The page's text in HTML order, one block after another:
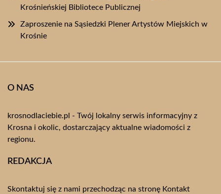
Krośnieńskiej Bibliotece Publicznej
Zaproszenie na Sąsiedzki Plener Artystów Miejskich w
Krośnie
O NAS
krosnodlaciebie.pl - Twój lokalny serwis informacyjny z
Krosna i okolic, dostarczający aktualne wiadomości z
regionu.
REDAKCJA
Skontaktuj się z nami przechodząc na stronę Kontakt